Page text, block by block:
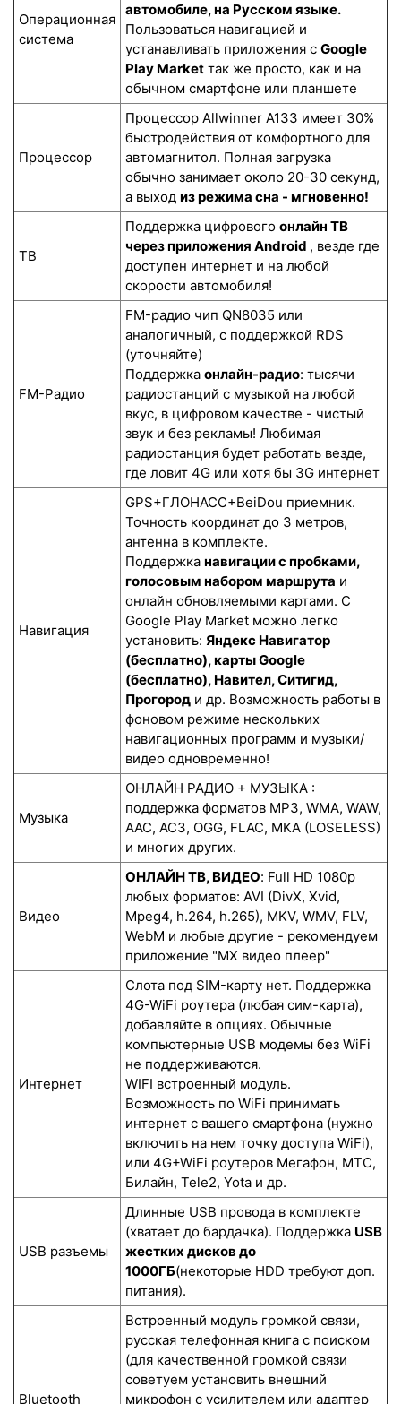
Операционная
система
автомобиле, на Русском языке.
Пользоваться навигацией и
устанавливать приложения с Google
Play Market так же просто, как и на
обычном смартфоне или планшете
Процессор
Процессор Allwinner A133 имеет 30%
быстродействия от комфортного для
автомагнитол. Полная загрузка
обычно занимает около 20-30 секунд,
а выход из режима сна - мгновенно!
ТВ
Поддержка цифрового онлайн ТВ
через приложения Android , везде где
доступен интернет и на любой
скорости автомобиля!
FM-Радио
FM-радио чип QN8035 или
аналогичный, с поддержкой RDS
(уточняйте)
Поддержка онлайн-радио: тысячи
радиостанций с музыкой на любой
вкус, в цифровом качестве - чистый
звук и без рекламы! Любимая
радиостанция будет работать везде,
где ловит 4G или хотя бы 3G интернет
Навигация
GPS+ГЛОНАСС+BeiDou приемник.
Точность координат до 3 метров,
антенна в комплекте.
Поддержка навигации с пробками,
голосовым набором маршрута и
онлайн обновляемыми картами. С
Google Play Market можно легко
установить: Яндекс Навигатор
(бесплатно), карты Google
(бесплатно), Навител, Ситигид,
Прогород и др. Возможность работы в
фоновом режиме нескольких
навигационных программ и музыки/
видео одновременно!
Музыка
ОНЛАЙН РАДИО + МУЗЫКА :
поддержка форматов MP3, WMA, WAW,
AAC, AC3, OGG, FLAC, MKA (LOSELESS)
и многих других.
Видео
ОНЛАЙН ТВ, ВИДЕО: Full HD 1080p
любых форматов: AVI (DivX, Xvid,
Mpeg4, h.264, h.265), MKV, WMV, FLV,
WebM и любые другие - рекомендуем
приложение "MX видео плеер"
Интернет
Слота под SIM-карту нет. Поддержка
4G-WiFi роутера (любая сим-карта),
добавляйте в опциях. Обычные
компьютерные USB модемы без WiFi
не поддерживаются.
WIFI встроенный модуль.
Возможность по WiFi принимать
интернет с вашего смартфона (нужно
включить на нем точку доступа WiFi),
или 4G+WiFi роутеров Мегафон, МТС,
Билайн, Tele2, Yota и др.
USB разъемы
Длинные USB провода в комплекте
(хватает до бардачка). Поддержка USB
жестких дисков до
1000ГБ(некоторые HDD требуют доп.
питания).
Bluetooth
Встроенный модуль громкой связи,
русская телефонная книга с поиском
(для качественной громкой связи
советуем установить внешний
микрофон с усилителем или адаптер